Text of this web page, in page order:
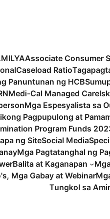
Associate Consumer
Caseload Ratio
Panuntunan ng HCBS
Medi-Cal Managed Care
Mga Espesyalista sa
Pagpupulong at
Program Funds
ng SiteSocial Media
Mga Pagtatanghal ng
Balita at Kaganapan
Mga Gabay at Webinar
Tungkol sa